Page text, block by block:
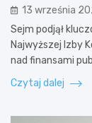
13 września
Sejm podjął
Najwyższej Izby
nad finansami
Czytaj dalej